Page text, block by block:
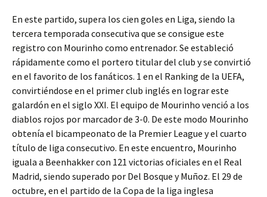
En este partido, supera los cien goles en Liga, siendo la
tercera temporada consecutiva que se consigue este
registro con Mourinho como entrenador. Se estableció
rápidamente como el portero titular del club y se convirtió
en el favorito de los fanáticos. 1 en el Ranking de la UEFA,
convirtiéndose en el primer club inglés en lograr este
galardón en el siglo XXI. El equipo de Mourinho venció a los
diablos rojos por marcador de 3-0. De este modo Mourinho
obtenía el bicampeonato de la Premier League y el cuarto
título de liga consecutivo. En este encuentro, Mourinho
iguala a Beenhakker con 121 victorias oficiales en el Real
Madrid, siendo superado por Del Bosque y Muñoz. El 29 de
octubre, en el partido de la Copa de la liga inglesa